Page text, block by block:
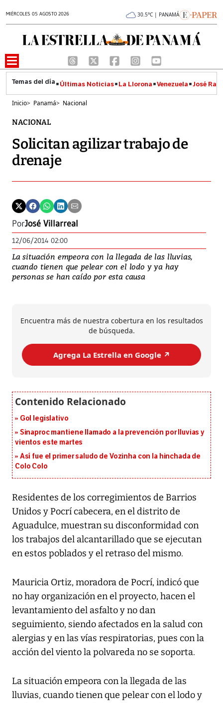
MIÉRCOLES 05 AGOSTO 2026 30.5°C | PANAMÁ
Últimas Noticias La Llorona Venezuela José
Inicio> Panamá> Nacional
NACIONAL
Solicitan agilizar trabajo de
drenaje
PorJosé Villarreal
12/06/2014 02:00
La situación empeora con la llegada de las lluvias,
cuando tienen que pelear con el lodo y ya hay
personas se han caído por esta causa
Encuentra más de nuestra cobertura en los resultados
de búsqueda.
Agrega La Estrella en Google ↗️
Gol legislativo
Sinaproc mantiene llamado a la prevención por lluvias y
vientos este martes
Así fue el primer saludo de Vozinha con la hinchada de
Colo Colo
Residentes de los corregimientos de Barrios
Unidos y Pocrí cabecera, en el distrito de
Aguadulce, muestran su disconformidad con
los trabajos del alcantarillado que se ejecutan
en estos poblados y el retraso del mismo.
Mauricia Ortiz, moradora de Pocrí, indicó que
no hay organización en el proyecto, hacen el
levantamiento del asfalto y no dan
seguimiento, siendo afectados en la salud con
alergias y en las vías respiratorias, pues con la
acción del viento la polvareda no se soporta.
La situación empeora con la llegada de las
lluvias, cuando tienen que pelear con el lodo y